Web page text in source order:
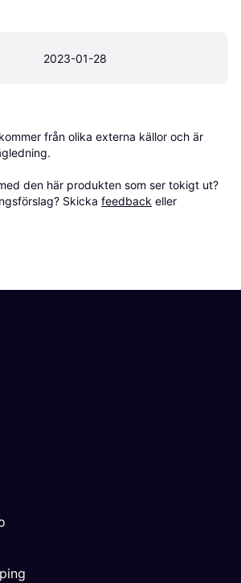
2023-01-28
från olika externa källor och är
den här produkten som ser tokigt ut?
Skicka feedback eller